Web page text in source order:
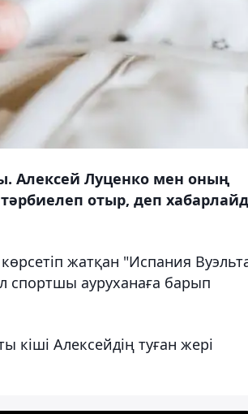
Алексей Луценко мен оның
отыр, деп
жатқан "Испания
спортшы ауруханаға барып
кіші Алексейдің туған жері